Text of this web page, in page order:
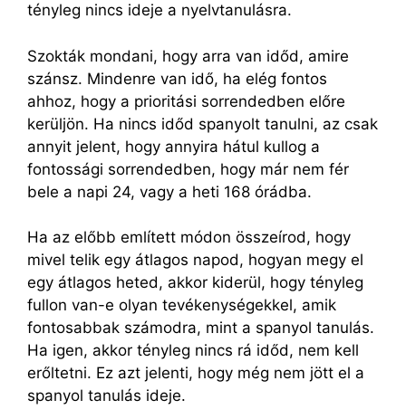
tényleg nincs ideje a nyelvtanulásra.
Szokták mondani, hogy arra van időd, amire
szánsz. Mindenre van idő, ha elég fontos
ahhoz, hogy a prioritási sorrendedben előre
kerüljön. Ha nincs időd spanyolt tanulni, az csak
annyit jelent, hogy annyira hátul kullog a
fontossági sorrendedben, hogy már nem fér
bele a napi 24, vagy a heti 168 órádba.
Ha az előbb említett módon összeírod, hogy
mivel telik egy átlagos napod, hogyan megy el
egy átlagos heted, akkor kiderül, hogy tényleg
fullon van-e olyan tevékenységekkel, amik
fontosabbak számodra, mint a spanyol tanulás.
Ha igen, akkor tényleg nincs rá időd, nem kell
erőltetni. Ez azt jelenti, hogy még nem jött el a
spanyol tanulás ideje.